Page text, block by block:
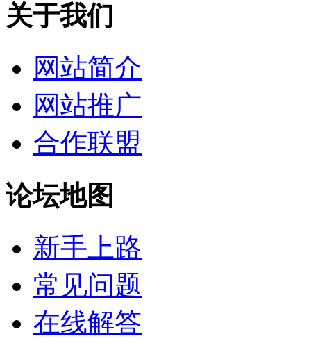
关于我们
网站简介
网站推广
合作联盟
论坛地图
新手上路
常见问题
在线解答